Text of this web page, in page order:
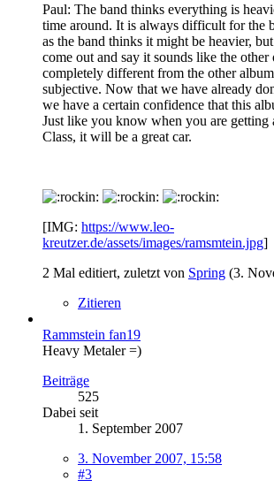
Paul: The band thinks everything is
time around. It is always difficult for the
as the band thinks it might be heavier,
come out and say it sounds like the other
completely different from the other
subjective. Now that we have already
we have a certain confidence that this
Just like you know when you are getting
Class, it will be a great car.
[IMG: https://www.leo-
kreutzer.de/assets/images/ramsmtein.jpg]
2 Mal editiert, zuletzt von Spring (3.
Zitieren
Rammstein fan19
Heavy Metaler =)
Beiträge
525
Dabei seit
1. September 2007
3. November 2007, 15:58
#3